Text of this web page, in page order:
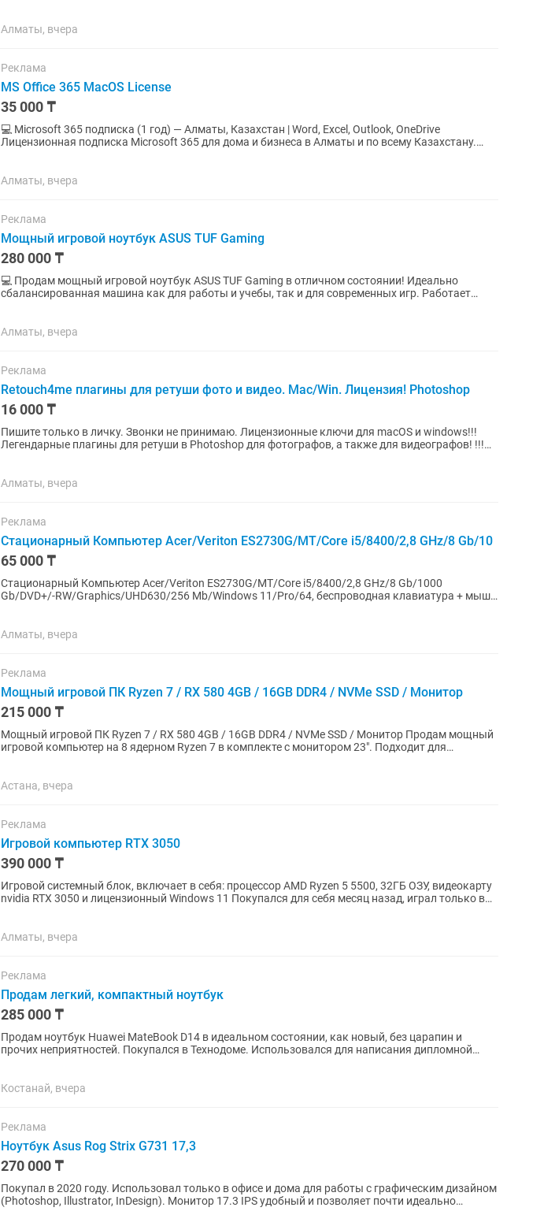
Алматы, вчера
Реклама
MS Office 365 MacOS License
35 000 ₸
💻 Microsoft 365 подписка (1 год) — Алматы, Казахстан | Word, Excel, Outlook, OneDrive
Лицензионная подписка Microsoft 365 для дома и бизнеса в Алматы и по всему Казахстану.
Алматы, вчера
Реклама
Мощный игровой ноутбук ASUS TUF Gaming
280 000 ₸
💻 Продам мощный игровой ноутбук ASUS TUF Gaming в отличном состоянии! Идеально
сбалансированная машина как для работы и учебы, так и для современных игр. Работает
Алматы, вчера
Реклама
Retouch4me плагины для ретуши фото и видео. Mac/Win. Лицензия! Photoshop
16 000 ₸
Пишите только в личку. Звонки не принимаю. Лицензионные ключи для macOS и windows!!!
Легендарные плагины для ретуши в Photoshop для фотографов, а также для видеографов! !!!
Алматы, вчера
Реклама
Стационарный Компьютер Acer/Veriton ES2730G/MT/Core i5/8400/2,8 GHz/8 Gb/10
65 000 ₸
Стационарный Компьютер Acer/Veriton ES2730G/MT/Core i5/8400/2,8 GHz/8 Gb/1000
Gb/DVD+/-RW/Graphics/UHD630/256 Mb/Windows 11/Pro/64, беспроводная клавиатура + мышь
Алматы, вчера
Реклама
Мощный игровой ПК Ryzen 7 / RX 580 4GB / 16GB DDR4 / NVMe SSD / Монитор
215 000 ₸
Мощный игровой ПК Ryzen 7 / RX 580 4GB / 16GB DDR4 / NVMe SSD / Монитор Продам мощный
игровой компьютер на 8 ядерном Ryzen 7 в комплекте с монитором 23". Подходит для
Астана, вчера
Реклама
Игровой компьютер RTX 3050
390 000 ₸
Игровой системный блок, включает в себя: процессор AMD Ryzen 5 5500, 32ГБ ОЗУ, видеокарту
nvidia RTX 3050 и лицензионный Windows 11 Покупался для себя месяц назад, играл только в
Алматы, вчера
Реклама
Продам легкий, компактный ноутбук
285 000 ₸
Продам ноутбук Huawei MateBook D14 в идеальном состоянии, как новый, без царапин и
прочих неприятностей. Покупался в Технодоме. Использовался для написания дипломной
Костанай, вчера
Реклама
Ноутбук Asus Rog Strix G731 17,3
270 000 ₸
Покупал в 2020 году. Использовал только в офисе и дома для работы с графическим дизайном
(Photoshop, Illustrator, InDesign). Монитор 17.3 IPS удобный и позволяет почти идеально